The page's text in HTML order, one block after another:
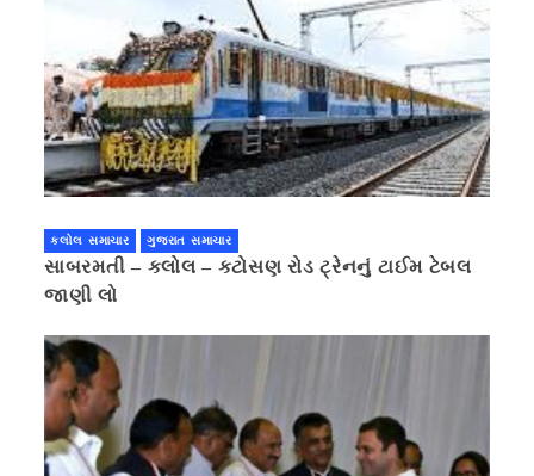
કલોલ સમાચાર ગુજરાત સમાચાર
સાબરમતી – કલોલ – કટોસણ રોડ ટ્રેનનું ટાઈમ ટેબલ
જાણી લો